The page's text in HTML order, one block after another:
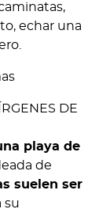
echar una
DE
playa de
de
suelen ser
su